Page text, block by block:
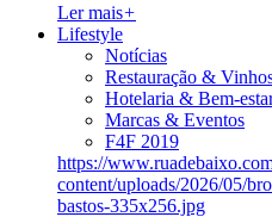
Ler mais+
Lifestyle
Notícias
Restauração &
Hotelaria & Bem-
Marcas & Eventos
F4F 2019
https://
content/uploads/2026/05/
bastos-335x256.jpg